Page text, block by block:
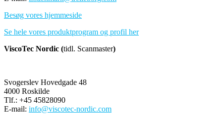
Besøg vores hjemmeside
Se hele vores produktprogram og profil her
ViscoTec Nordic (tidl. Scanmaster)
Svogerslev Hovedgade 48
4000 Roskilde
Tlf.: +45 45828090
E-mail: info@viscotec-nordic.com